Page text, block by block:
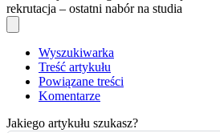
rekrutacja – ostatni nabór na studia
Wyszukiwarka
Treść artykułu
Powiązane treści
Komentarze
Jakiego artykułu szukasz?